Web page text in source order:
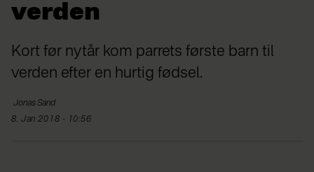
verden
Kort før nytår kom parrets første barn til
verden efter en hurtig fødsel.
JonasSand
8. Jan 2018 - 10:56